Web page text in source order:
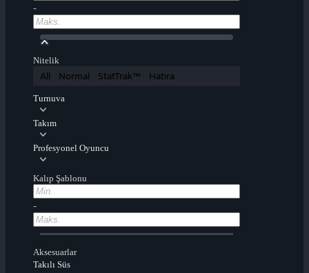
-
Nitelik
All Normal StatTrak™ Hatıra
Turnuva
Takım
Profesyonel Oyuncu
Kalıp Şablonu
-
Aksesuarlar
Takılı Süs